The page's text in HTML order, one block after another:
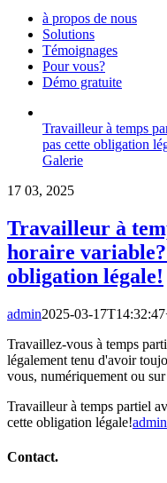
à propos de nous
Solutions
Témoignages
Pour vous?
Démo gratuite
Travailleur à temps
pas cette obligation
Galerie
17 03, 2025
Travailleur à
horaire variable?
obligation légale!
admin2025-03-
Travaillez-vous à temps
légalement tenu d'avoir
vous, numériquement ou
Travailleur à temps partiel
cette obligation légale!admin
Contact.